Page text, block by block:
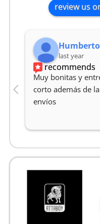
review us
last year
recommends
Muy bonitas y
corto además de
envíos